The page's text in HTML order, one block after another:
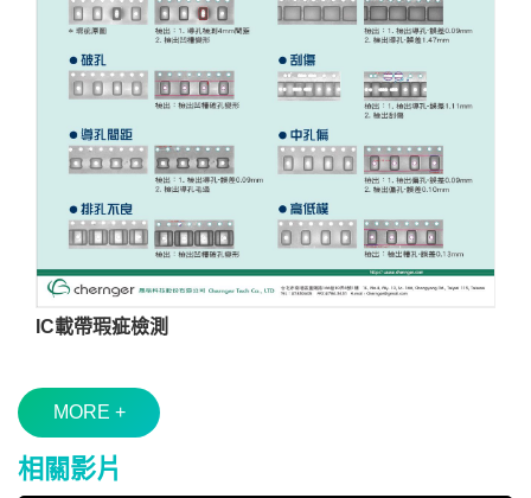
IC載帶瑕疵檢測
MORE +
相關影片